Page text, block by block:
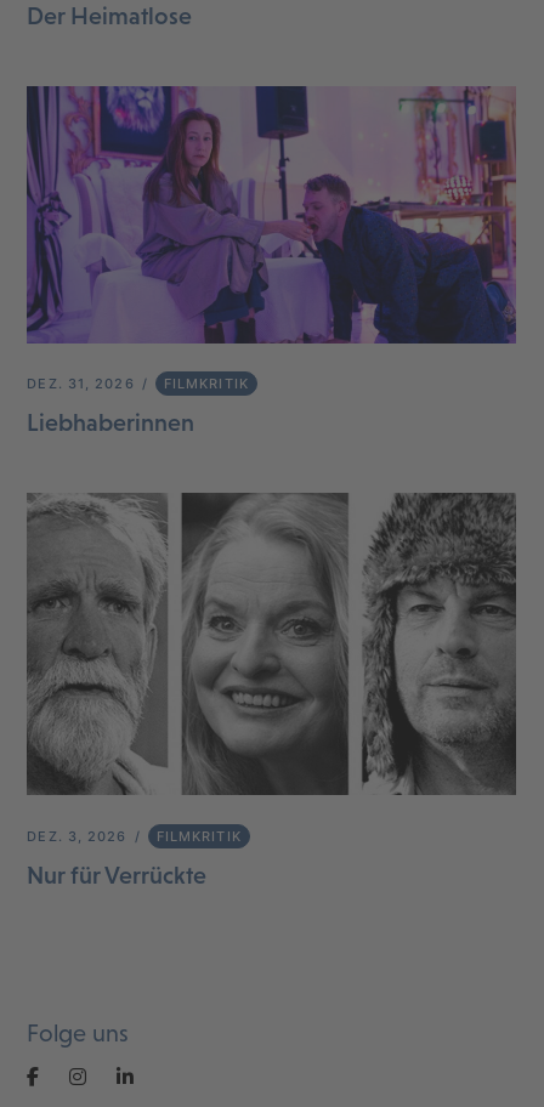
Der Heimatlose
DEZ. 31, 2026 FILMKRITIK
Liebhaberinnen
DEZ. 3, 2026 FILMKRITIK
Nur für Verrückte
Folge uns